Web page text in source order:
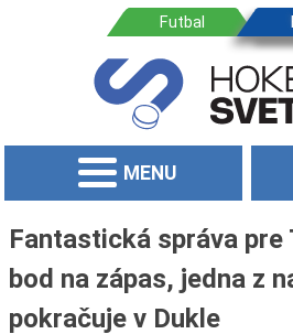
MENU
Fantastická správa pre
bod na zápas, jedna z
pokračuje v Dukle